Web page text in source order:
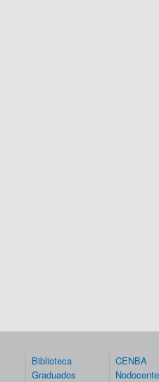
Biblioteca
Graduados
CENBA